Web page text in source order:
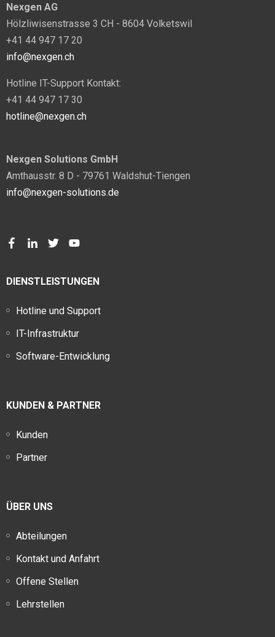
Nexgen AG
Hölzliwisenstrasse 3 CH - 8604 Volketswil
+41 44 947 17 20
info@nexgen.ch
Hotline IT-Support Kontakt:
+41 44 947 17 30
hotline@nexgen.ch
Nexgen Solutions GmbH
Amthausstr. 8 D - 79761 Waldshut-Tiengen
info@nexgen-solutions.de
DIENSTLEISTUNGEN
Hotline und Support
IT-Infrastruktur
Software-Entwicklung
KUNDEN & PARTNER
Kunden
Partner
ÜBER UNS
Abteilungen
Kontakt und Anfahrt
Offene Stellen
Lehrstellen